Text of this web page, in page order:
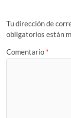
Tu dirección de
obligatorios están
Comentario *